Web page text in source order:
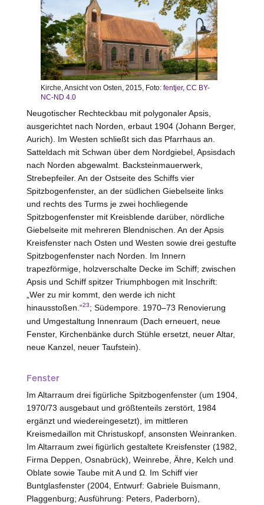
Kirche, Ansicht von Osten, 2015, Foto: fentjer, CC BY-
NC-ND 4.0
Neugotischer Rechteckbau mit polygonaler Apsis,
ausgerichtet nach Norden, erbaut 1904 (Johann Berger,
Aurich). Im Westen schließt sich das Pfarrhaus an.
Satteldach mit Schwan über dem Nordgiebel, Apsisdach
nach Norden abgewalmt. Backsteinmauerwerk,
Strebepfeiler. An der Ostseite des Schiffs vier
Spitzbogenfenster, an der südlichen Giebelseite links
und rechts des Turms je zwei hochliegende
Spitzbogenfenster mit Kreisblende darüber, nördliche
Giebelseite mit mehreren Blendnischen. An der Apsis
Kreisfenster nach Osten und Westen sowie drei gestufte
Spitzbogenfenster nach Norden. Im Innern
trapezförmige, holzverschalte Decke im Schiff; zwischen
Apsis und Schiff spitzer Triumphbogen mit Inschrift:
„Wer zu mir kommt, den werde ich nicht
hinausstoßen.“23; Südempore. 1970–73 Renovierung
und Umgestaltung Innenraum (Dach erneuert, neue
Fenster, Kirchenbänke durch Stühle ersetzt, neuer Altar,
neue Kanzel, neuer Taufstein).
Fenster
Im Altarraum drei figürliche Spitzbogenfenster (um 1904,
1970/73 ausgebaut und größtenteils zerstört, 1984
ergänzt und wiedereingesetzt), im mittleren
Kreismedaillon mit Christuskopf, ansonsten Weinranken.
Im Altarraum zwei figürlich gestaltete Kreisfenster (1982,
Firma Deppen, Osnabrück), Weinrebe, Ähre, Kelch und
Oblate sowie Taube mit A und Ω. Im Schiff vier
Buntglasfenster (2004, Entwurf: Gabriele Buismann,
Plaggenburg; Ausführung: Peters, Paderborn),